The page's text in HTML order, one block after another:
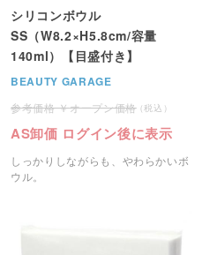
シリコンボウル
SS（W8.2×H5.8cm/容量
140ml）【目盛付き】
BEAUTY GARAGE
オープン価格
AS卸価 ログイン後に表示
しっかりしながらも、やわらかいボ
ウル。